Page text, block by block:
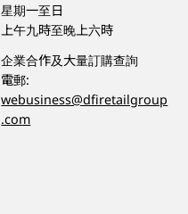
星期一至日
上午九時至晚上六時
企業合作及大量訂購查詢
電郵:
webusiness@dfiretailgroup
.com